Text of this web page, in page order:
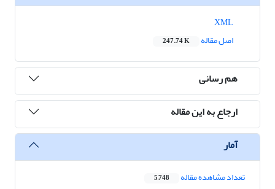
اصل مقاله
247.74 K
هم رسانی
ارجاع به این مقاله
آمار
تعداد مشاهده مقاله 5,748